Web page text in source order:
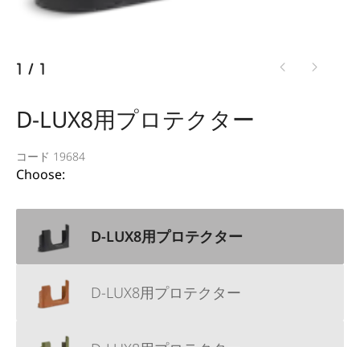
1 / 1
D-LUX8用プロテクター
コード 19684
Choose:
D-LUX8用プロテクター
D-LUX8用プロテクター